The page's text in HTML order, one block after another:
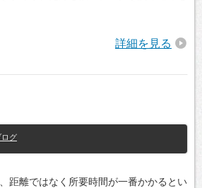
詳細を見る
ログ
距離ではなく所要時間が一番かかるとい